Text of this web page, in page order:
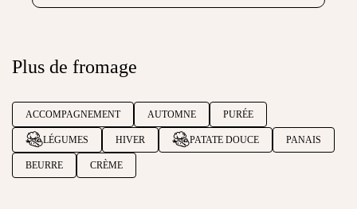
Plus de fromage
ACCOMPAGNEMENT AUTOMNE PURÉE
LÉGUMES HIVER PATATE DOUCE PANAIS
BEURRE CRÈME